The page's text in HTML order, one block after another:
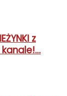
z